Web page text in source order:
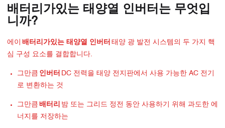
배터리가있는 태양열 인버터는 무엇입
니까?
에이 배터리가있는 태양열 인버터 태양 광 발전 시스템의 두 가지 핵
심 구성 요소를 결합합니다.
그만큼 인버터 DC 전력을 태양 전지판에서 사용 가능한 AC 전기
로 변환하는 것
그만큼 배터리 밤 또는 그리드 정전 동안 사용하기 위해 과도한 에
너지를 저장하는